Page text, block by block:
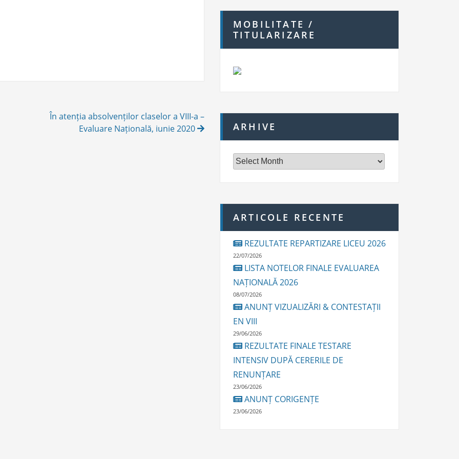
În atenția absolvenților claselor a VIII-a –
Evaluare Națională, iunie 2020
MOBILITATE /
TITULARIZARE
ARHIVE
e
ARTICOLE RECENTE
REZULTATE REPARTIZARE LICEU 2026
22/07/2026
LISTA NOTELOR FINALE EVALUAREA
NAȚIONALĂ 2026
08/07/2026
ANUNȚ VIZUALIZĂRI & CONTESTAȚII
EN VIII
29/06/2026
REZULTATE FINALE TESTARE
INTENSIV DUPĂ CERERILE DE
RENUNȚARE
23/06/2026
ANUNȚ CORIGENȚE
23/06/2026